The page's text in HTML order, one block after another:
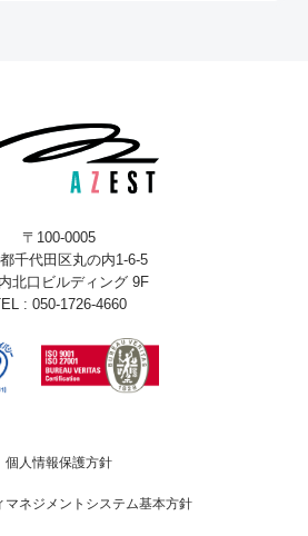
〒100-0005
千代田区丸の内1-6-5
北口ビルディング 9F
: 050-1726-4660
個人情報保護方針
マネジメントシステム基本方針